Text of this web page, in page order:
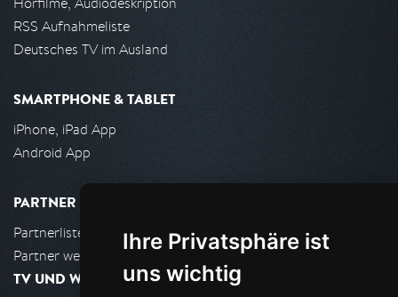
Ihre Privatsphäre ist
uns wichtig
RSS Aufnahmeliste
Deutsches TV im Ausland
SMARTPHONE & TABLET
iPhone, iPad App
Android App
PARTNER
Partnerliste
Partner werden
TV UND WOHNZIMMER